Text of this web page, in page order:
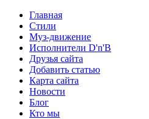
Главная
Стили
Муз-движение
Исполнители D'n'B
Друзья сайта
Добавить статью
Карта сайта
Новости
Блог
Кто мы